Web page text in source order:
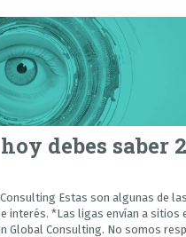
debes saber
Estas son algunas de
interés. *Las ligas envían a sitios
Global Consulting. No somos